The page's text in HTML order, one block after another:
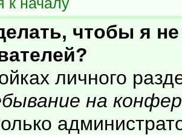
к началу
чтобы я
личного
на